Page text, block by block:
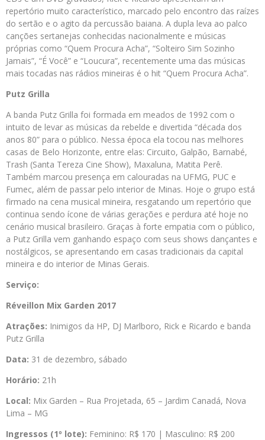
repertório muito característico, marcado pelo encontro das raízes
do sertão e o agito da percussão baiana. A dupla leva ao palco
canções sertanejas conhecidas nacionalmente e músicas
próprias como “Quem Procura Acha”, “Solteiro Sim Sozinho
Jamais”, “É Você” e “Loucura”, recentemente uma das músicas
mais tocadas nas rádios mineiras é o hit “Quem Procura Acha”.
Putz Grilla
A banda Putz Grilla foi formada em meados de 1992 com o
intuito de levar as músicas da rebelde e divertida “década dos
anos 80” para o público. Nessa época ela tocou nas melhores
casas de Belo Horizonte, entre elas: Circuito, Galpão, Barnabé,
Trash (Santa Tereza Cine Show), Maxaluna, Matita Perê.
Também marcou presença em calouradas na UFMG, PUC e
Fumec, além de passar pelo interior de Minas. Hoje o grupo está
firmado na cena musical mineira, resgatando um repertório que
continua sendo ícone de várias gerações e perdura até hoje no
cenário musical brasileiro. Graças à forte empatia com o público,
a Putz Grilla vem ganhando espaço com seus shows dançantes e
nostálgicos, se apresentando em casas tradicionais da capital
mineira e do interior de Minas Gerais.
Serviço:
Réveillon Mix Garden 2017
Atrações: Inimigos da HP, DJ Marlboro, Rick e Ricardo e banda
Putz Grilla
Data: 31 de dezembro, sábado
Horário: 21h
Local: Mix Garden – Rua Projetada, 65 – Jardim Canadá, Nova
Lima – MG
Ingressos (1º lote): Feminino: R$ 170 | Masculino: R$ 200